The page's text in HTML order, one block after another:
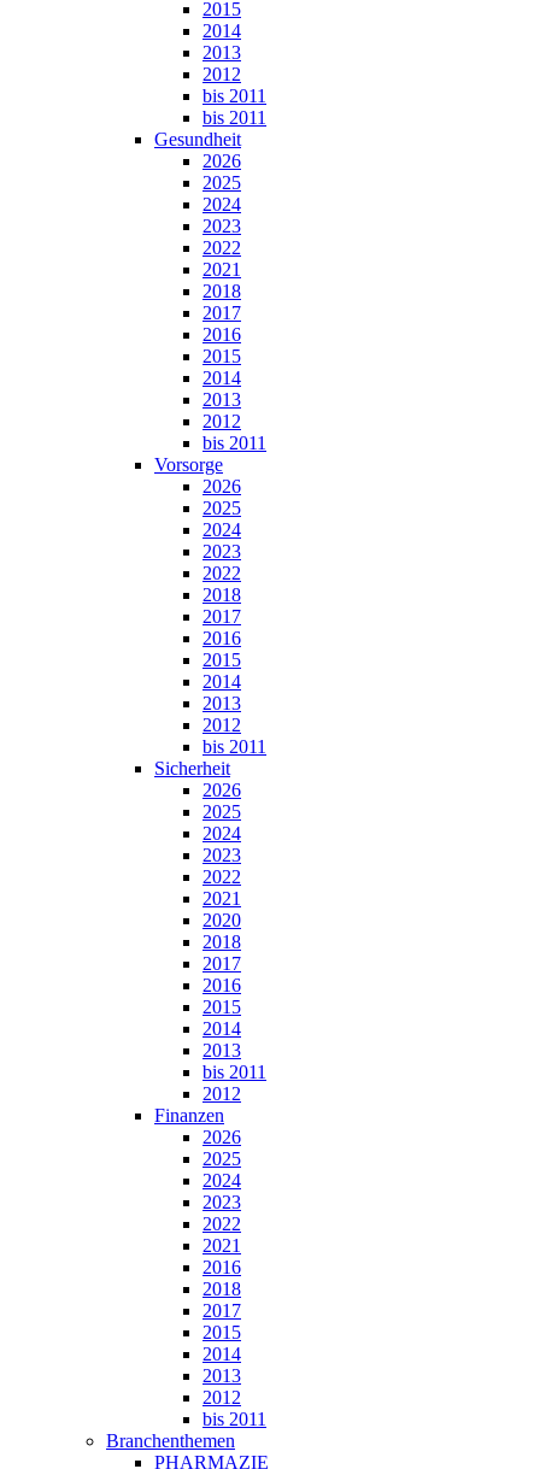
2015
2014
2013
2012
bis 2011
bis 2011
Gesundheit
2026
2025
2024
2023
2022
2021
2018
2017
2016
2015
2014
2013
2012
bis 2011
Vorsorge
2026
2025
2024
2023
2022
2018
2017
2016
2015
2014
2013
2012
bis 2011
Sicherheit
2026
2025
2024
2023
2022
2021
2020
2018
2017
2016
2015
2014
2013
bis 2011
2012
Finanzen
2026
2025
2024
2023
2022
2021
2016
2018
2017
2015
2014
2013
2012
bis 2011
Branchenthemen
PHARMAZIE